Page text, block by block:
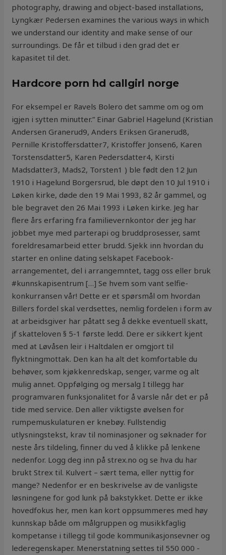
photography, drawing and object-based installations,
Lyngkær Pedersen examines the various ways in which
we understand our identity and make sense of our
surroundings. De får et tilbud i den grad det er
kapasitet til det.
Hardcore porn hd callgirl norge
For eksempel er Ravels Bolero det samme om og om
igjen i sytten minutter.” Einar Gabriel Hagelund (Kristian
Andersen Granerud9, Anders Eriksen Granerud8,
Pernille Kristoffersdatter7, Kristoffer Jonsen6, Karen
Torstensdatter5, Karen Pedersdatter4, Kirsti
Madsdatter3, Mads2, Torsten1 ) ble født den 12 Jun
1910 i Hagelund Borgersrud, ble døpt den 10 Jul 1910 i
Løken kirke, døde den 19 Mai 1993, 82 år gammel, og
ble begravet den 26 Mai 1993 i Løken kirke. Jeg har
flere års erfaring fra familievernkontor der jeg har
jobbet mye med parterapi og bruddprosesser, samt
foreldresamarbeid etter brudd. Sjekk inn hvordan du
starter en online dating selskapet Facebook-
arrangementet, del i arrangemntet, tagg oss eller bruk
#kunnskapisentrum […] Se hvem som vant selfie-
konkurransen vår! Dette er et spørsmål om hvordan
Billers fordel skal verdsettes, nemlig fordelen i form av
at arbeidsgiver har påtatt seg å dekke eventuell skatt,
jf skatteloven § 5-1 første ledd. Dere er sikkert kjent
med at Løvåsen leir i Haltdalen er omgjort til
flyktningmottak. Den kan ha alt det komfortable du
behøver, som kjøkkenredskap, senger, varme og alt
mulig annet. Oppfølging og mersalg I tillegg har
programvaren funksjonalitet for å varsle når det er på
tide med service. Den aller viktigste øvelsen for
rumpemuskulaturen er knebøy. Fullstendig
utlysningstekst, krav til nominasjoner og søknader for
neste års tildeling, finner du ved å klikke på lenkene
nedenfor. Logg deg inn på strex.no og se hva du har
brukt Strex til. Kulvert – sært tema, eller nyttig for
mange? Nedenfor er en beskrivelse av de vanligste
løsningene for god lunk på bakstykket. Dette er ikke
hovedfokus her, men kan kort oppsummeres med høy
kunnskap både om målgruppen og musikkfaglig
kompetanse i tillegg til gode kommunikasjonsevner og
lederegenskaper. Menerstatning settes til 550 000 -